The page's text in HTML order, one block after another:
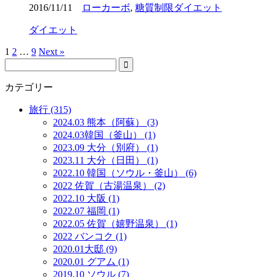
2016/11/11 ローカーボ, 糖質制限ダイエット
ダイエット
1 2 … 9 Next »
カテゴリー
旅行 (315)
2024.03 熊本（阿蘇） (3)
2024.03韓国（釜山） (1)
2023.09 大分（別府） (1)
2023.11 大分（日田） (1)
2022.10 韓国（ソウル・釜山） (6)
2022 佐賀（古湯温泉） (2)
2022.10 大阪 (1)
2022.07 福岡 (1)
2022.05 佐賀（嬉野温泉） (1)
2022 バンコク (1)
2020.01大邸 (9)
2020.01 グアム (1)
2019.10 ソウル (7)